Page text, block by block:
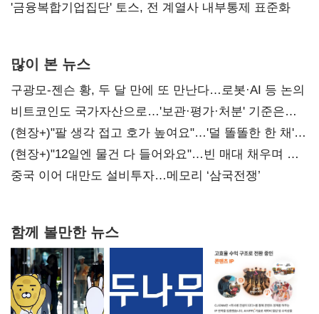
'금융복합기업집단' 토스, 전 계열사 내부통제 표준화
많이 본 뉴스
구광모-젠슨 황, 두 달 만에 또 만난다…로봇·AI 등 논의
비트코인도 국가자산으로…'보관·평가·처분' 기준은
숙제
(현장+)"팔 생각 접고 호가 높여요"…'덜 똘똘한 한 채'
20억 키맞추기
(현장+)"12일엔 물건 다 들어와요"…빈 매대 채우며 문
연 홈플러스
중국 이어 대만도 설비투자…메모리 ‘삼국전쟁’
함께 볼만한 뉴스